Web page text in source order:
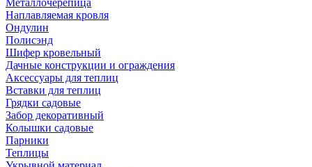
Металлочерепица
Наплавляемая кровля
Ондулин
Полисэнд
Шифер кровельный
Дачные конструкции и ограждения
Аксессуары для теплиц
Вставки для теплиц
Грядки садовые
Забор декоративный
Колышки садовые
Парники
Теплицы